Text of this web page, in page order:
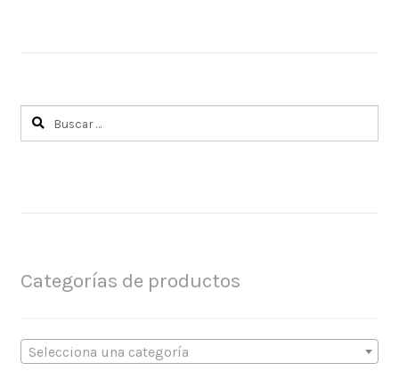
Buscar:
Categorías de productos
Selecciona una categoría